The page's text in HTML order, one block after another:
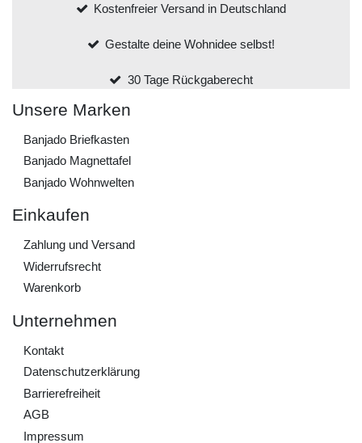
Kostenfreier Versand in Deutschland
Gestalte deine Wohnidee selbst!
30 Tage Rückgaberecht
Unsere Marken
Banjado Briefkasten
Banjado Magnettafel
Banjado Wohnwelten
Einkaufen
Zahlung und Versand
Widerrufs­recht
Warenkorb
Unternehmen
Kontakt
Daten­schutz­erklärung
Barrierefreiheit
AGB
Impressum